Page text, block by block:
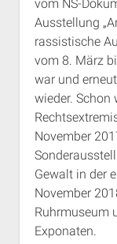
vom NS-
Ausstellung
rassistische
vom 8. März
war und
wieder. Schon
November
Gewalt in der
November
Ruhrmuseum
Exponaten.